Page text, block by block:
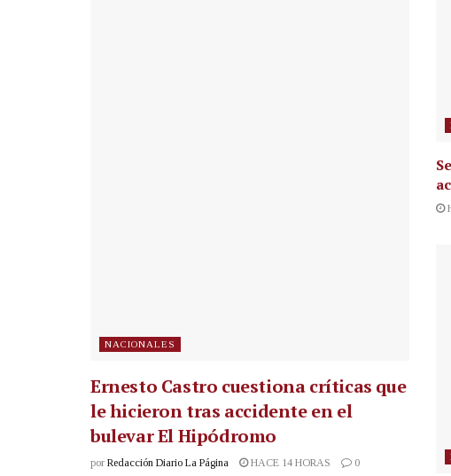
NACIONALES
Ernesto Castro cuestiona críticas que
le hicieron tras accidente en el
bulevar El Hipódromo
por Redacción Diario La Página HACE 14 HORAS 0